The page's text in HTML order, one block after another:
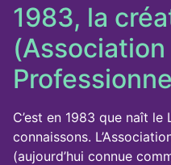
1983, la
C’est en 1983 que naît
connaissons.
(aujourd’hui connue